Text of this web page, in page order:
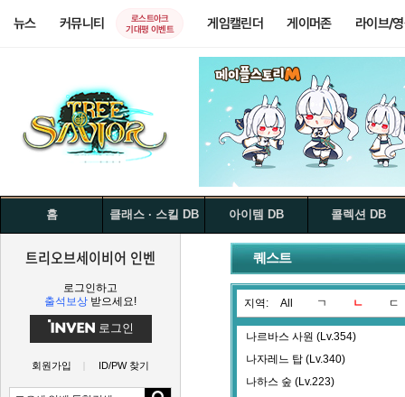
뉴스 커뮤니티
로스트아크
기대평 이벤트
게임캘린더 게이머존 라이브/
홈 클래스 · 스킬 DB 아이템 DB 콜렉션 DB
트리오브세이비어 인벤
로그인하고
출석보상 받으세요!
로그인
회원가입 ID/PW 찾기
퀘스트
지역: All ㄱ ㄴ ㄷ
나르바스 사원 (Lv.354)
나자레느 탑 (Lv.340)
나하스 숲 (Lv.223)